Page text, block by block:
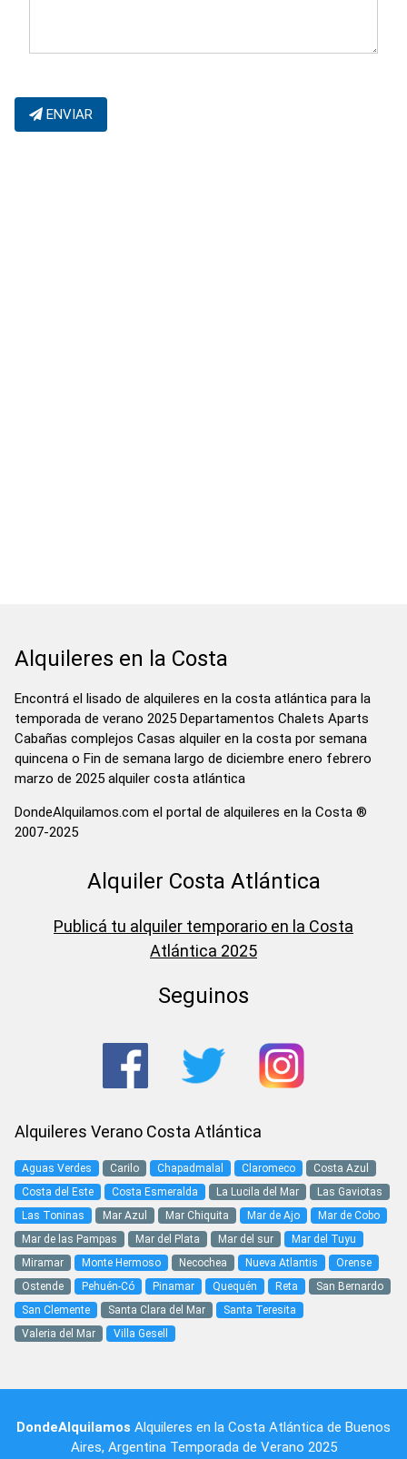
ENVIAR
Alquileres en la Costa
Encontrá el lisado de alquileres en la costa atlántica para la
temporada de verano 2025 Departamentos Chalets Aparts
Cabañas complejos Casas alquiler en la costa por semana
quincena o Fin de semana largo de diciembre enero febrero
marzo de 2025 alquiler costa atlántica
DondeAlquilamos.com el portal de alquileres en la Costa ®
2007-2025
Alquiler Costa Atlántica
Publicá tu alquiler temporario en la Costa
Atlántica 2025
Seguinos
Alquileres Verano Costa Atlántica
Aguas Verdes Carilo Chapadmalal Claromeco
Costa Azul
Costa del Este
Costa Esmeralda La Lucila del Mar
Las Gaviotas
Las Toninas
Mar Azul Mar Chiquita Mar de Ajo
Mar de Cobo
Mar de las Pampas
Mar del Plata Mar del sur
Mar del Tuyu
Miramar
Monte Hermoso Necochea Nueva Atlantis
Orense
Ostende
Pehuén-Có Pinamar Quequén Reta
San Bernardo
San Clemente
Santa Clara del Mar
Santa Teresita
Valeria del Mar
Villa Gesell
DondeAlquilamos Alquileres en la Costa Atlántica de Buenos
Aires, ArgentinaTemporada de Verano 2025